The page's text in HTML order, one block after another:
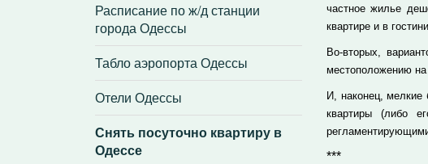
Расписание по ж/д станции
города Одессы
Табло аэропорта Одессы
Отели Одессы
Снять посуточно квартиру в
Одессе
частное жилье
квартире и в
Во-вторых,
местоположению
И, наконец, мелкие
квартиры (либо
***